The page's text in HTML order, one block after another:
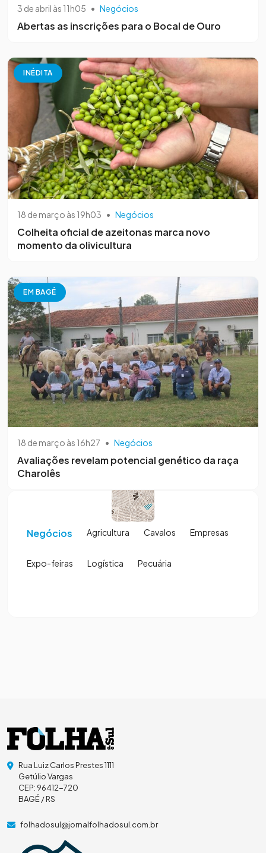
3 de abril às 11h05 • Negócios
Abertas as inscrições para o Bocal de Ouro
INÉDITA
18 de março às 19h03 • Negócios
Colheita oficial de azeitonas marca novo
momento da olivicultura
EM BAGÉ
18 de março às 16h27 • Negócios
Avaliações revelam potencial genético da raça
Charolês
Negócios Agricultura Cavalos Empresas
Expo-feiras Logística Pecuária
Rua Luiz Carlos Prestes 1111
Getúlio Vargas
CEP: 96412-720
BAGÉ / RS
folhadosul@jornalfolhadosul.com.br